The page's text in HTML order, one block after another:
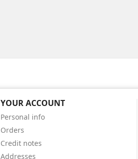
YOUR ACCOUNT
Personal info
Orders
Credit notes
Addresses